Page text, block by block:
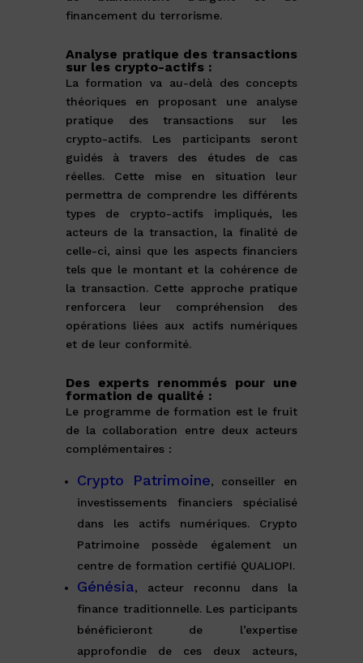
financement du terrorisme.
Analyse pratique des transactions
sur les crypto-actifs :
La formation va au-delà des concepts
théoriques en proposant une analyse
pratique des transactions sur les
crypto-actifs. Les participants seront
guidés à travers des études de cas
réelles. Cette mise en situation leur
permettra de comprendre les différents
types de crypto-actifs impliqués, les
acteurs de la transaction, la finalité de
celle-ci, ainsi que les aspects financiers
tels que le montant et la cohérence de
la transaction. Cette approche pratique
renforcera leur compréhension des
opérations liées aux actifs numériques
et de leur conformité.
Des experts renommés pour une
formation de qualité :
Le programme de formation est le fruit
de la collaboration entre deux acteurs
complémentaires :
Crypto Patrimoine, conseiller en
investissements financiers spécialisé
dans les actifs numériques. Crypto
Patrimoine possède également un
centre de formation certifié QUALIOPI.
Génésia, acteur reconnu dans la
finance traditionnelle. Les participants
bénéficieront de l’expertise
approfondie de ces deux acteurs,